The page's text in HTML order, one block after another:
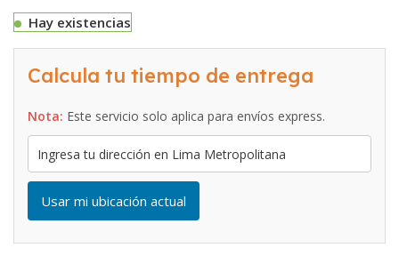
Hay existencias
Calcula tu tiempo de entrega
Nota: Este servicio solo aplica para envíos express.
Usar mi ubicación actual